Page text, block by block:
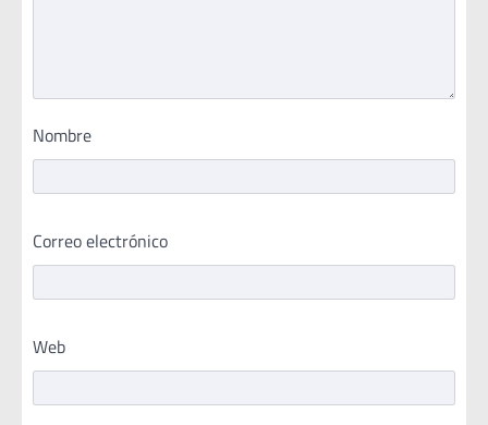
Nombre
Correo electrónico
Web